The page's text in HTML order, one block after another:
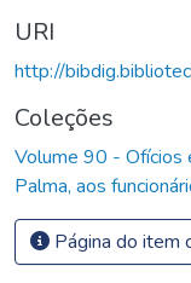
URI
http://
Coleções
Volume 90 - Ofícios
Palma, aos
Página do item